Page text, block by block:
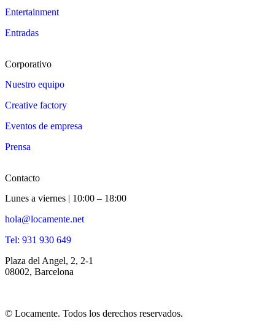
Entertainment
Entradas
Corporativo
Nuestro equipo
Creative factory
Eventos de empresa
Prensa
Contacto
Lunes a viernes | 10:00 – 18:00
hola@locamente.net
Tel: 931 930 649
Plaza del Angel, 2, 2-1
08002, Barcelona
© Locamente. Todos los derechos reservados.